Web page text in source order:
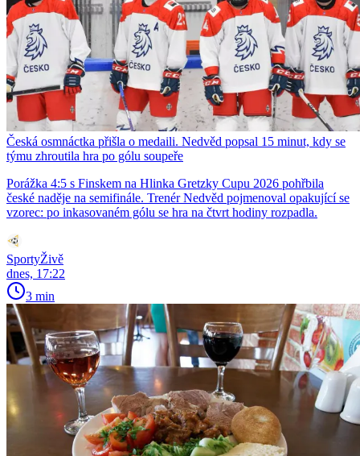
Česká osmnáctka přišla o medaili. Nedvěd popsal 15 minut, kdy se
týmu zhroutila hra po gólu soupeře
Porážka 4:5 s Finskem na Hlinka Gretzky Cupu 2026 pohřbila
české naděje na semifinále. Trenér Nedvěd pojmenoval opakující se
vzorec: po inkasovaném gólu se hra na čtvrt hodiny rozpadla.
SportyŽivě
dnes, 17:22
3 min